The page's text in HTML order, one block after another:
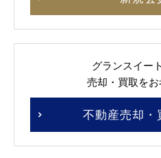
グランスイー
売却・買取を
不動産売却・